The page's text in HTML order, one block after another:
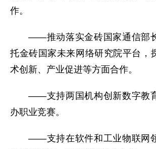
作。
——推动落实金砖国家通信部
托金砖国家未来网络研究院平台，
术创新、产业促进等方面合作。
——支持两国机构创新数字教
办职业竞赛。
——支持在软件和工业物联网